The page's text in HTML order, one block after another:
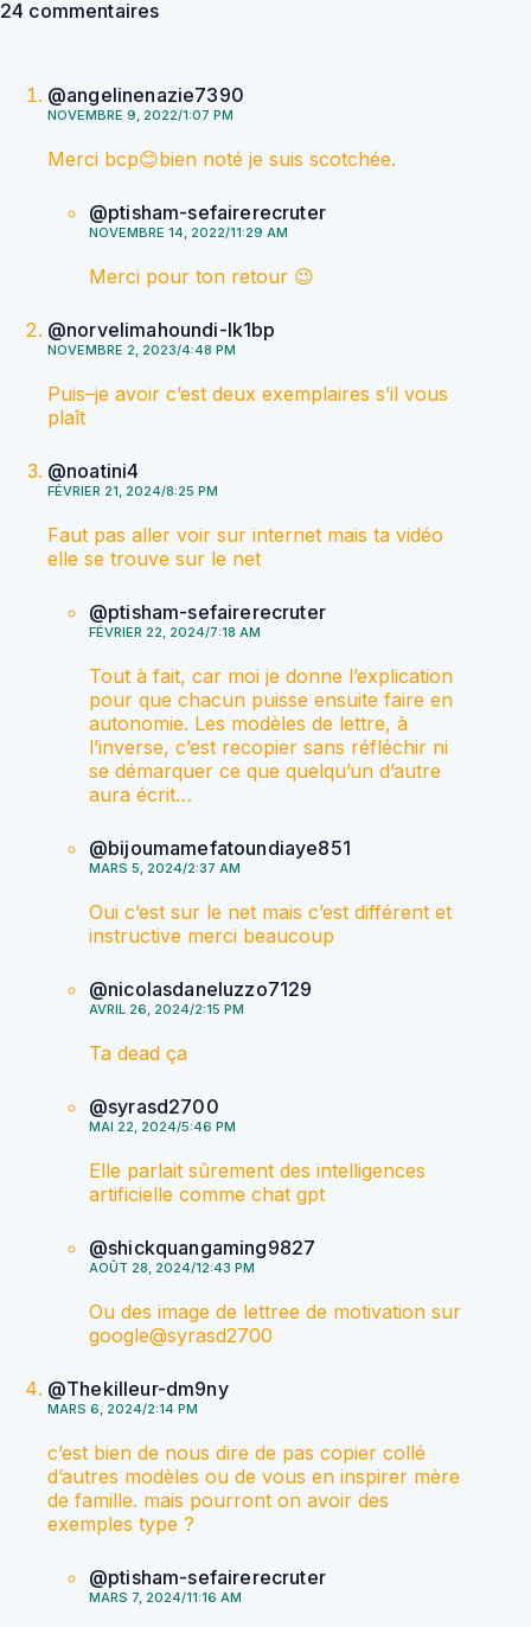
24 commentaires
@angelinenazie7390
NOVEMBRE 9, 2022/1:07 PM
Merci bcp😊bien noté je suis scotchée.
@ptisham-sefairerecruter
NOVEMBRE 14, 2022/11:29 AM
Merci pour ton retour 😉
@norvelimahoundi-lk1bp
NOVEMBRE 2, 2023/4:48 PM
Puis–je avoir c’est deux exemplaires s’il vous
plaît
@noatini4
FÉVRIER 21, 2024/8:25 PM
Faut pas aller voir sur internet mais ta vidéo
elle se trouve sur le net
@ptisham-sefairerecruter
FÉVRIER 22, 2024/7:18 AM
Tout à fait, car moi je donne l’explication
pour que chacun puisse ensuite faire en
autonomie. Les modèles de lettre, à
l’inverse, c’est recopier sans réfléchir ni
se démarquer ce que quelqu’un d’autre
aura écrit…
@bijoumamefatoundiaye851
MARS 5, 2024/2:37 AM
Oui c’est sur le net mais c’est différent et
instructive merci beaucoup
@nicolasdaneluzzo7129
AVRIL 26, 2024/2:15 PM
Ta dead ça
@syrasd2700
MAI 22, 2024/5:46 PM
Elle parlait sûrement des intelligences
artificielle comme chat gpt
@shickquangaming9827
AOÛT 28, 2024/12:43 PM
Ou des image de lettree de motivation sur
google​@syrasd2700
@Thekilleur-dm9ny
MARS 6, 2024/2:14 PM
c’est bien de nous dire de pas copier collé
d’autres modèles ou de vous en inspirer mère
de famille. mais pourront on avoir des
exemples type ?
@ptisham-sefairerecruter
MARS 7, 2024/11:16 AM